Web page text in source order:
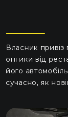
Власник привіз
оптики від
його
сучасно, як